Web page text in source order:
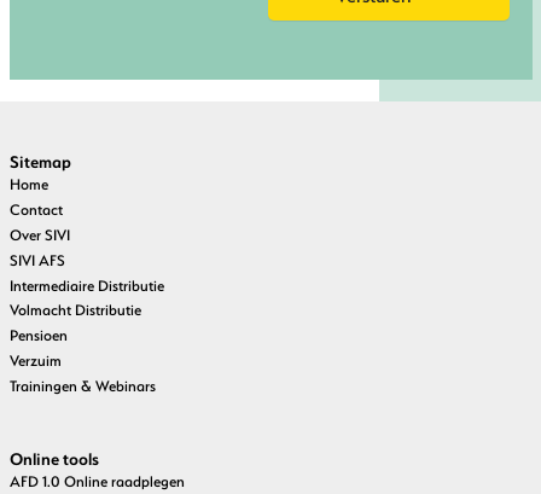
Sitemap
Home
Contact
Over SIVI
SIVI AFS
Intermediaire Distributie
Volmacht Distributie
Pensioen
Verzuim
Trainingen & Webinars
Online tools
AFD 1.0 Online raadplegen